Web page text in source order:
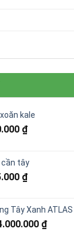
kale
₫.
₫Giá
là:
20.000 ₫.
cần tây
₫.
₫Giá
là:
15.000 ₫.
Tây Xanh ATLAS
₫